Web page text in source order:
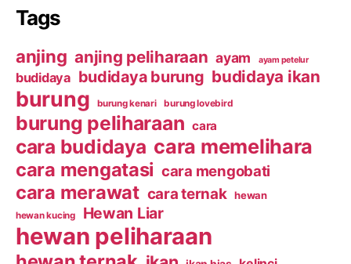
Tags
anjing anjing peliharaan ayam ayam petelur
budidaya budidaya burung budidaya ikan
burung burung kenari burung lovebird
burung peliharaan cara
cara budidaya cara memelihara
cara mengatasi cara mengobati
cara merawat cara ternak hewan
hewan kucing Hewan Liar
hewan peliharaan